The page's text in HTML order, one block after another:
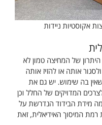
אקוסטיות ניידות
של המחיצה טמון לא
אותה או להזיז אותה
בה שימוש. יש גם את
המדויקים של החלל וכן
מה מידת הבידוד הנדרשת על
המיסוך האידיאלית, זאת